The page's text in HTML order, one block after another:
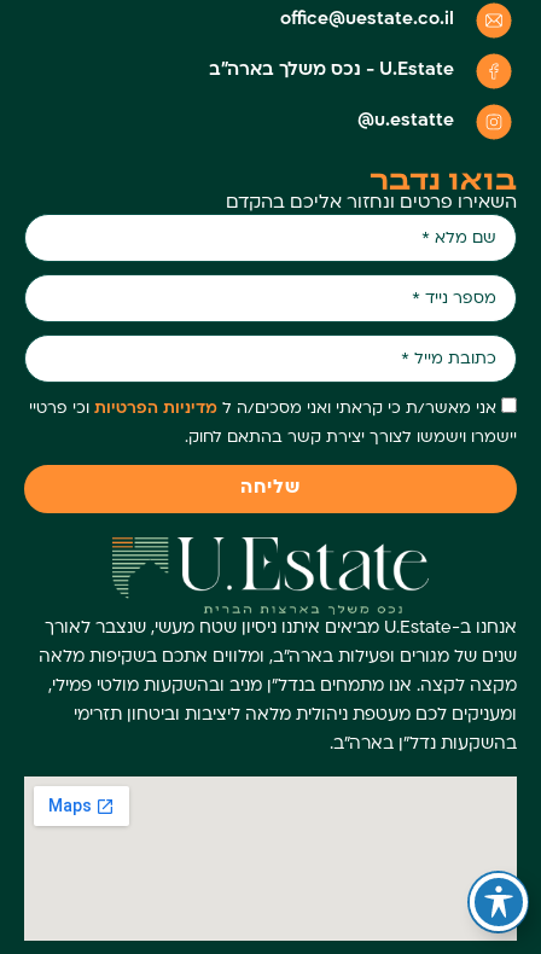
office@uestate.co.il
U.Estate - נכס משלך בארה״ב
u.estatte@
בואו נדבר
השאירו פרטים ונחזור אליכם בהקדם
אני מאשר/ת כי קראתי ואני מסכים/ה ל מדיניות הפרטיות וכי פרטיי
יישמרו וישמשו לצורך יצירת קשר בהתאם לחוק.
שליחה
אנחנו ב-U.Estate מביאים איתנו ניסיון שטח מעשי, שנצבר לאורך
שנים של מגורים ופעילות בארה"ב, ומלווים אתכם בשקיפות מלאה
מקצה לקצה. אנו מתמחים בנדל"ן מניב ובהשקעות מולטי פמילי,
ומעניקים לכם מעטפת ניהולית מלאה ליציבות וביטחון תזרימי
בהשקעות נדל"ן בארה"ב.